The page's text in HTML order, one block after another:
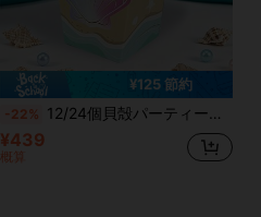
¥125 節約
-22% 12/24個貝殻パーティーギフトボックス 12/24枚マーメイドテーマカード付き、ミニ貝殻パーティーギフトコンテナ、水中テーマパーティー用品、結婚式、卒業式、誕生日、ジュエリー収納、マーメイドテーマパーティー用品に適しています
¥439
概算